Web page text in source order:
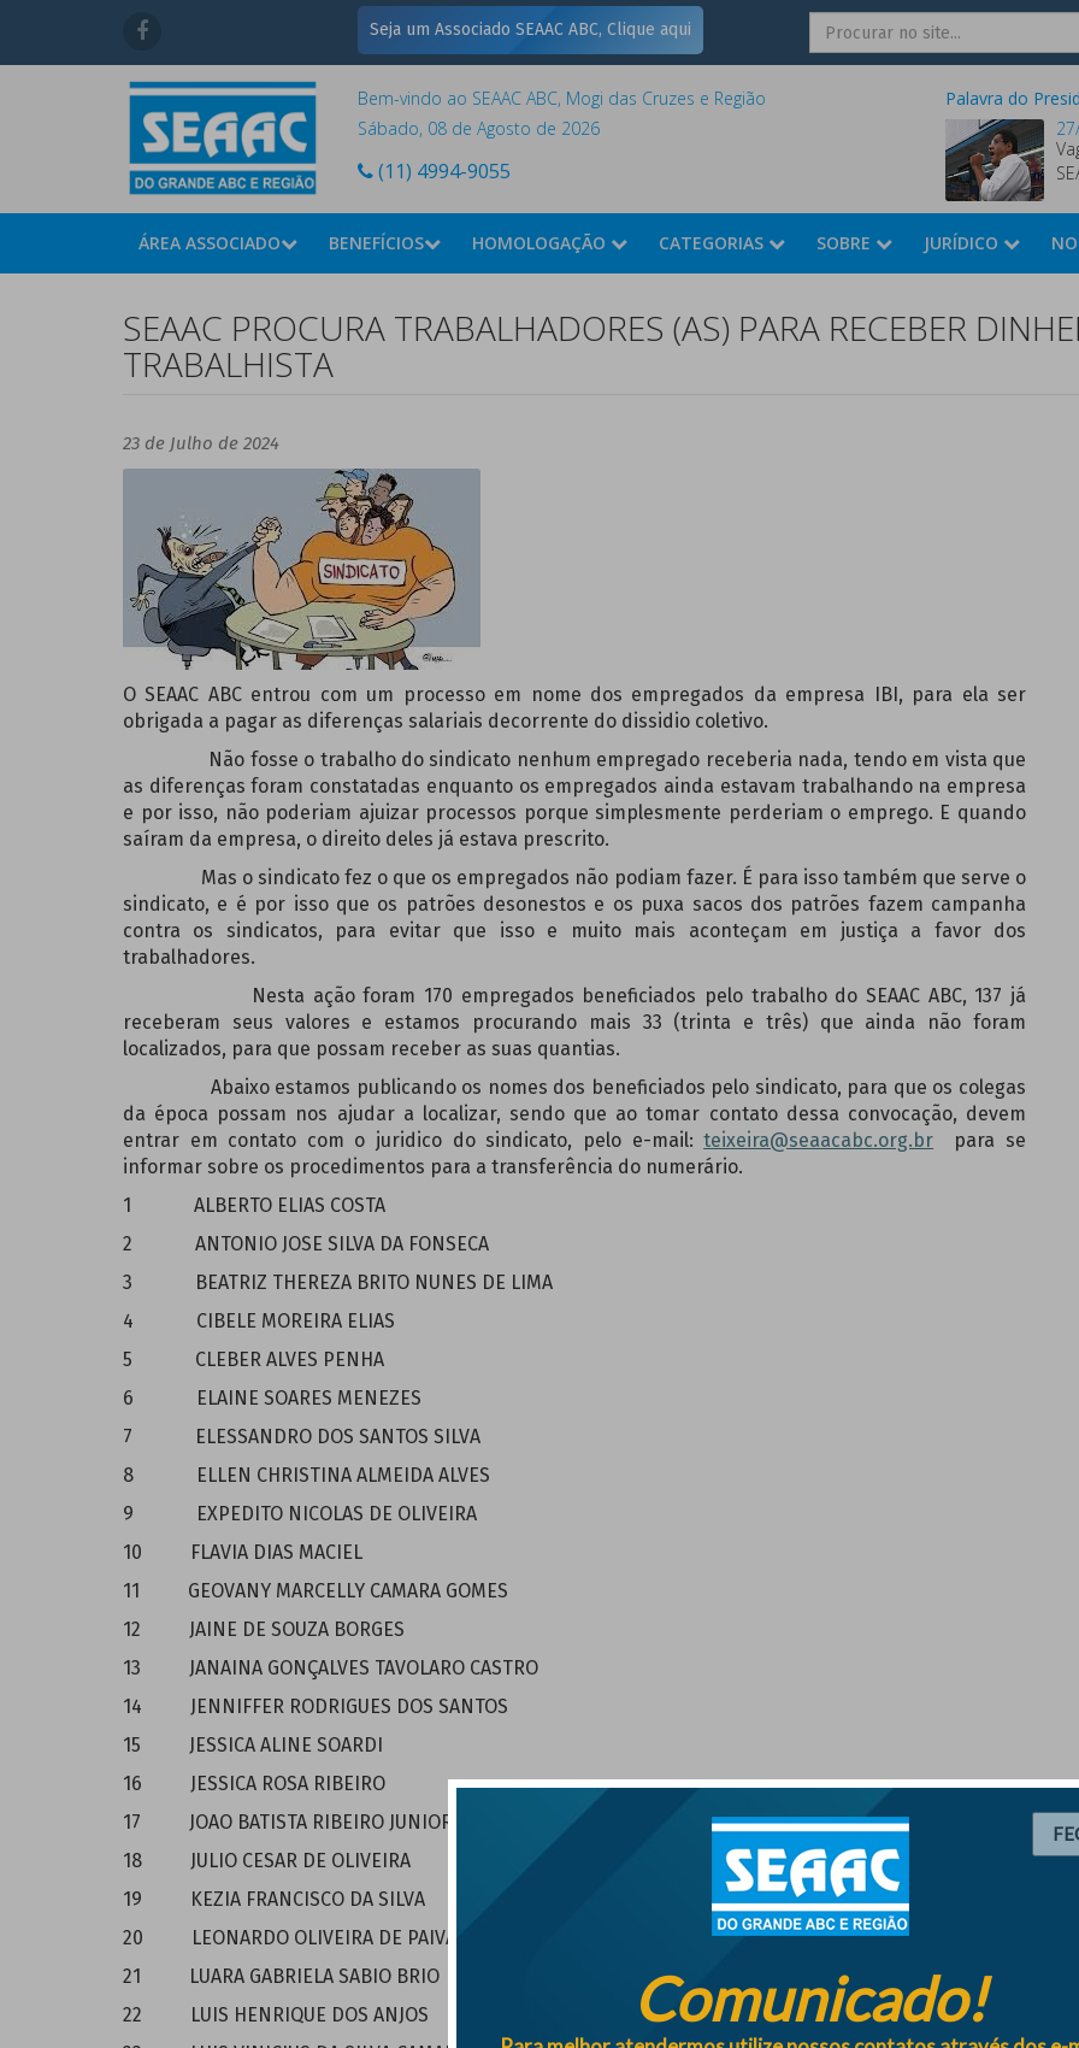
Seja um Associado SEAAC ABC, Clique aqui
Bem-vindo ao SEAAC ABC, Mogi das Cruzes e Região
Sábado, 08 de Agosto de 2026
(11) 4994-9055
Palavra do
ÁREA ASSOCIADO BENEFÍCIOS HOMOLOGAÇÃO CATEGORIAS SOBRE JURÍDICO
SEAAC PROCURA TRABALHADORES (AS) PARA RECEBER
TRABALHISTA
23 de Julho de 2024
O SEAAC ABC entrou com um processo em nome dos empregados da empresa IBI, para ela ser
obrigada a pagar as diferenças salariais decorrente do dissidio coletivo.
Não fosse o trabalho do sindicato nenhum empregado receberia nada, tendo em vista que
as diferenças foram constatadas enquanto os empregados ainda estavam trabalhando na empresa
e por isso, não poderiam ajuizar processos porque simplesmente perderiam o emprego. E quando
saíram da empresa, o direito deles já estava prescrito.
Mas o sindicato fez o que os empregados não podiam fazer. É para isso também que serve o
sindicato, e é por isso que os patrões desonestos e os puxa sacos dos patrões fazem campanha
contra os sindicatos, para evitar que isso e muito mais aconteçam em justiça a favor dos
trabalhadores.
Nesta ação foram 170 empregados beneficiados pelo trabalho do SEAAC ABC, 137 já
receberam seus valores e estamos procurando mais 33 (trinta e três) que ainda não foram
localizados, para que possam receber as suas quantias.
Abaixo estamos publicando os nomes dos beneficiados pelo sindicato, para que os colegas
da época possam nos ajudar a localizar, sendo que ao tomar contato dessa convocação, devem
entrar em contato com o juridico do sindicato, pelo e-mail:teixeira@seaacabc.org.br para se
informar sobre os procedimentos para a transferência do numerário.
1 ALBERTO ELIAS COSTA
2 ANTONIO JOSE SILVA DA FONSECA
3 BEATRIZ THEREZA BRITO NUNES DE LIMA
4 CIBELE MOREIRA ELIAS
5 CLEBER ALVES PENHA
6 ELAINE SOARES MENEZES
7 ELESSANDRO DOS SANTOS SILVA
8 ELLEN CHRISTINA ALMEIDA ALVES
9 EXPEDITO NICOLAS DE OLIVEIRA
10 FLAVIA DIAS MACIEL
11 GEOVANY MARCELLY CAMARA GOMES
12 JAINE DE SOUZA BORGES
13 JANAINA GONÇALVES TAVOLARO CASTRO
14 JENNIFFER RODRIGUES DOS SANTOS
15 JESSICA ALINE SOARDI
16 JESSICA ROSA RIBEIRO
17 JOAO BATISTA RIBEIRO JUNIOR
18 JULIO CESAR DE OLIVEIRA
19 KEZIA FRANCISCO DA SILVA
20 LEONARDO OLIVEIRA DE PAIVA
21 LUARA GABRIELA SABIO BRIO
22 LUIS HENRIQUE DOS ANJOS
Comunicado!